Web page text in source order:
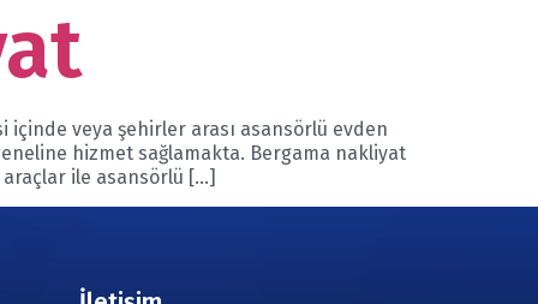
içinde veya şehirler arası asansörlü evden
hizmet sağlamakta. Bergama nakliyat
ile asansörlü […]